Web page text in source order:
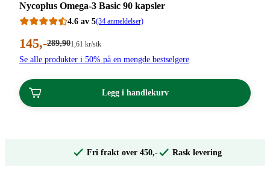
Nycoplus Omega-3 Basic 90 kapsler
4.6 av 5(34 anmeldelser)
Nåværende
pris:
kroner.
145,-Førpris:
kroner.
289,90Stykkpris:
kroner.
1 ,61 kr/stk
Se alle produkter i 50% på en mengde bestselgere
Legg i handlekurv
Fri frakt over 450,- Rask levering